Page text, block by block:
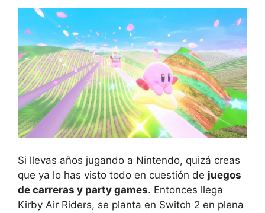
Si llevas años jugando a Nintendo, quizá creas
que ya lo has visto todo en cuestión de juegos
de carreras y party games. Entonces llega
Kirby Air Riders, se planta en Switch 2 en plena